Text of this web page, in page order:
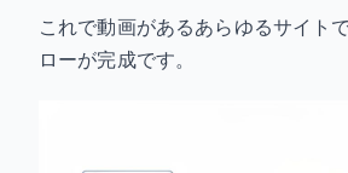
これで動画があるあらゆるサイト
ローが完成です。